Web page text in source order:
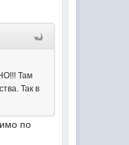
Там
Так в
по